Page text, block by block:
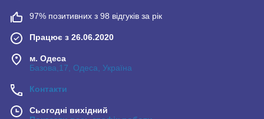
97% позитивних з 98 відгуків за рік
Працює з 26.06.2020
м. Одеса
Базова,17, Одеса, Україна
Контакти
Сьогодні вихідний